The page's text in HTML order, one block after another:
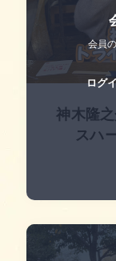
神木隆
スハ
会員
ログ